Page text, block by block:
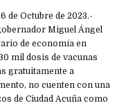
de Octubre de 2023.-
Miguel Ángel
de economía en
mil dosis de vacunas
gratuitamente a
no cuenten con una
de Ciudad Acuña como